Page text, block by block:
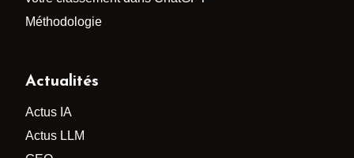
Méthodologie
Actualités
Actus IA
Actus LLM